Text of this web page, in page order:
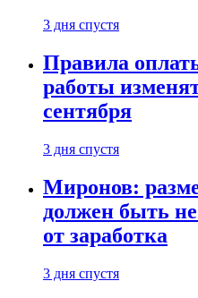
3 дня спустя
Правила
работы
сентября
3 дня спустя
Миронов:
должен быть
от заработка
3 дня спустя